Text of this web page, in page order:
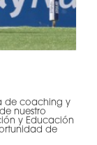
de coaching y
nuestro
y Educación
de